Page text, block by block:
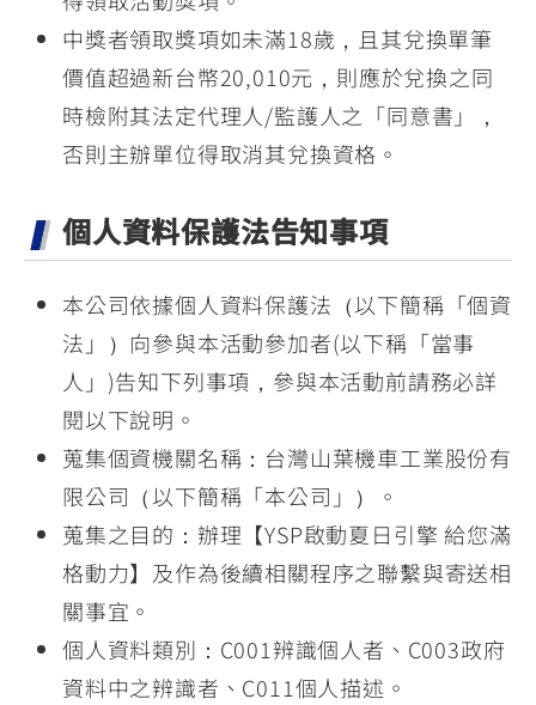
中獎者領取獎項如未滿18歲，且其兌換單筆
價值超過新台幣20,010元，則應於兌換之同
時檢附其法定代理人/監護人之「同意書」，
否則主辦單位得取消其兌換資格。
個人資料保護法告知事項
本公司依據個人資料保護法（以下簡稱「個資
法」）向參與本活動參加者(以下稱「當事
人」)告知下列事項，參與本活動前請務必詳
閱以下說明。
蒐集個資機關名稱：台灣山葉機車工業股份有
限公司（以下簡稱「本公司」）。
蒐集之目的：辦理【YSP啟動夏日引擎 給您滿
格動力】及作為後續相關程序之聯繫與寄送相
關事宜。
個人資料類別：C001辨識個人者、C003政府
資料中之辨識者、C011個人描述。